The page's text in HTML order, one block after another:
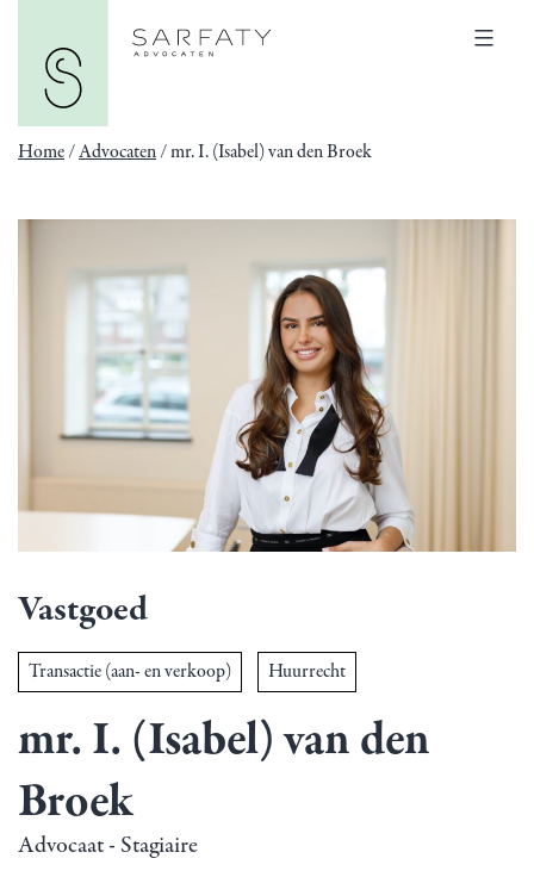
inhoud
Advocaten
Menu
Home/Advocaten/mr. I. (Isabel) van den Broek
Vastgoed
Transactie (aan- en verkoop) Huurrecht
mr. I. (Isabel) van den
Broek
Advocaat - Stagiaire